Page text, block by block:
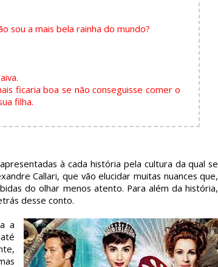
sou a mais bela rainha do mundo?
ficaria boa se não conseguisse comer o
filha.
à cada história pela cultura da qual se
Callari, que vão elucidar muitas nuances que,
do olhar menos atento. Para além da história,
desse conto.
a